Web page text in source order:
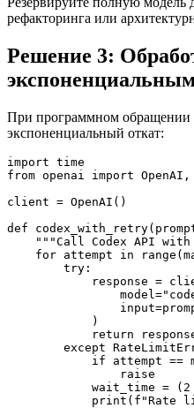
рефакторинга или
Решение 3:
При программном обращении
экспоненциальный откат:
import time
from openai import
client = OpenAI()
def
"""Call Codex API
for attempt in
        try:
response =
            )
return
except
if attempt ==
                raise
wait_time = (2
print(f"Rate